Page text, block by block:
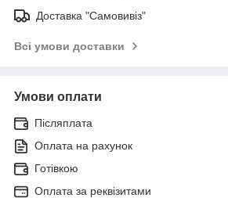
Доставка "Самовивіз"
Всі умови доставки
Умови оплати
Післяплата
Оплата на рахунок
Готівкою
Оплата за реквізитами